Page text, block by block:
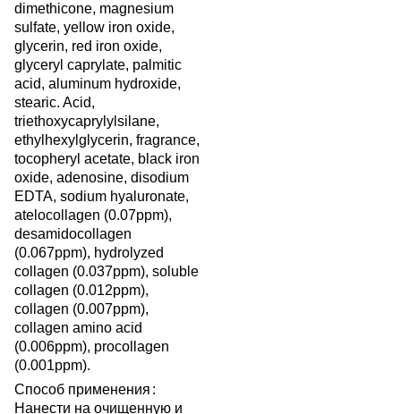
dimethicone, magnesium
sulfate, yellow iron oxide,
glycerin, red iron oxide,
glyceryl caprylate, palmitic
acid, aluminum hydroxide,
stearic. Acid,
triethoxycaprylylsilane,
ethylhexylglycerin, fragrance,
tocopheryl acetate, black iron
oxide, adenosine, disodium
EDTA, sodium hyaluronate,
atelocollagen (0.07ppm),
desamidocollagen
(0.067ppm), hydrolyzed
collagen (0.037ppm), soluble
collagen (0.012ppm),
collagen (0.007ppm),
collagen amino acid
(0.006ppm), procollagen
(0.001ppm).
Способ применения :
Нанести на очищенную и